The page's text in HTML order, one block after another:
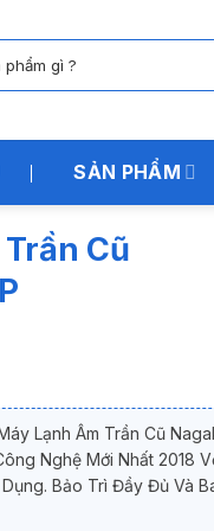
SẢN PHẨM
Cũ
Lạnh Âm Trần Cũ
Nghệ Mới Nhất 2018
Bảo Trì Đầy Đủ Và